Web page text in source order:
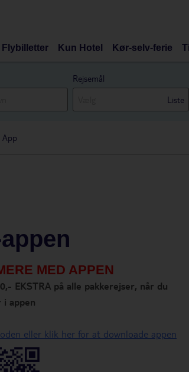
Flybilletter Kun Hotel Kør-selv-ferie
Rejsemål
Liste
App
MED APPEN
EKSTRA på alle pakkerejser, når du
i appen
eller klik her for at downloade appen